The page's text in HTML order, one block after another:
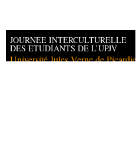
JOURNEE INTERCULTURELLE
DES ETUDIANTS DE L’UPJV
Université Jules Verne de Picardie